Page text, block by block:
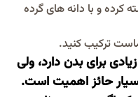
کرده و با دانه های گرده
ترکیب کنید.
برای بدن دارد، ولی
حائز اهمیت است.